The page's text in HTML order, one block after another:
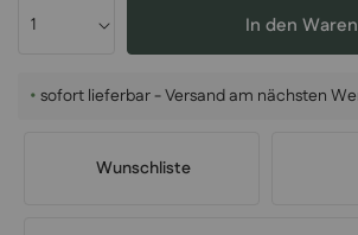
In den
• sofort lieferbar - Versand am nächsten
Wunschliste